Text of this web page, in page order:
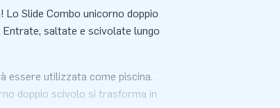
Slide Combo unicorno doppio
saltate e scivolate lungo
essere utilizzata come piscina.
doppio scivolo si trasforma in